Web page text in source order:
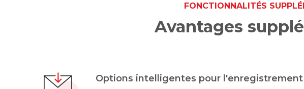
FONCTIONNALITÉS
Avantages
Options intelligentes pour l'enregistrement